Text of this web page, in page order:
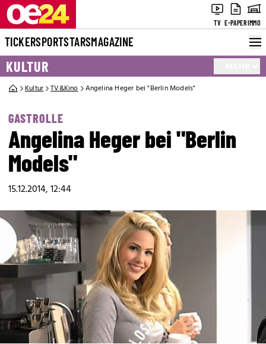
TV E-PAPERIMMO
TICKERSPORTSTARSMAGAZINE
KULTUR
Kultur TV&Kino Angelina Heger bei "Berlin Models"
GASTROLLE
Angelina Heger bei "Berlin
Models"
15.12.2014, 12:44